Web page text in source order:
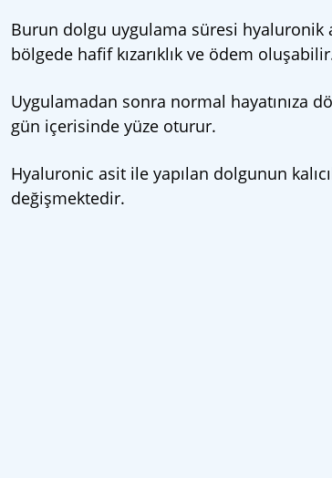
Burun dolgu uygulama süresi hyaluronik
bölgede hafif kızarıklık ve ödem
Uygulamadan sonra normal hayatınıza
gün içerisinde yüze oturur.
Hyaluronic asit ile yapılan dolgunun
değişmektedir.